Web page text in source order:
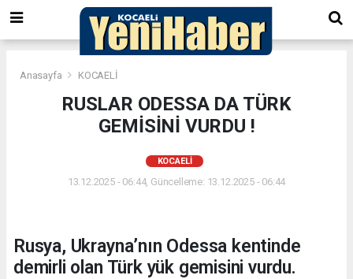
Anasayfa KOCAELİ
RUSLAR ODESSA DA TÜRK
GEMİSİNİ VURDU !
KOCAELİ
13.12.2025 - 06:44, Güncelleme: 13.12.2025 - 06:44
Rusya, Ukrayna’nın Odessa kentinde
demirli olan Türk yük gemisini vurdu.